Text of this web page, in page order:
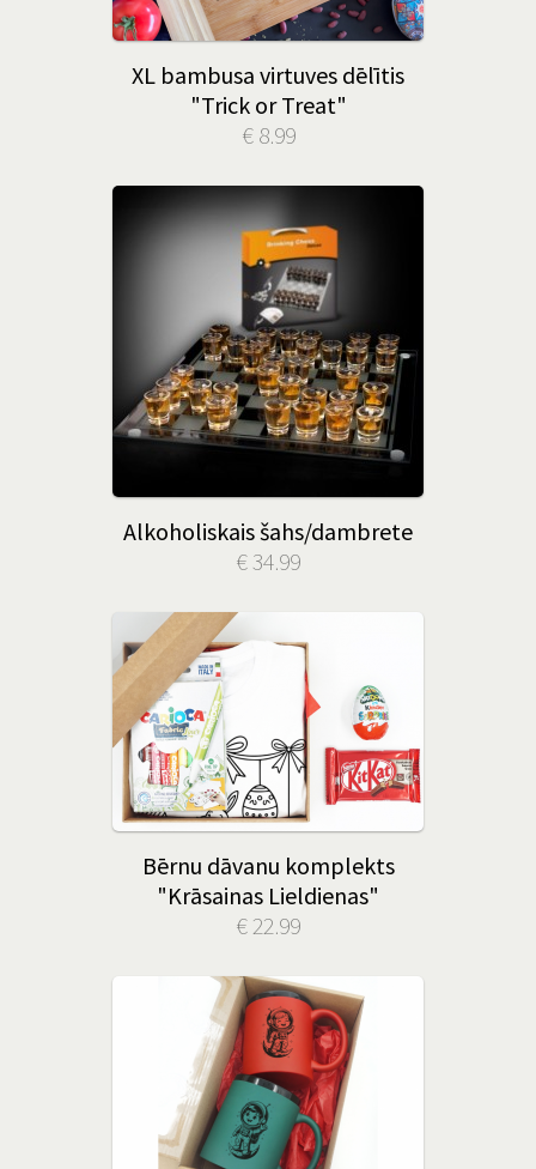
XL bambusa virtuves dēlītis
"Trick or Treat"
€ 8.99
Alkoholiskais šahs/dambrete
€ 34.99
Bērnu dāvanu komplekts
"Krāsainas Lieldienas"
€ 22.99